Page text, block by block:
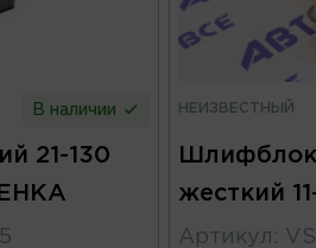
В наличии
21-130
НЕИЗВЕСТНЫЙ
жесткий
Артикул :